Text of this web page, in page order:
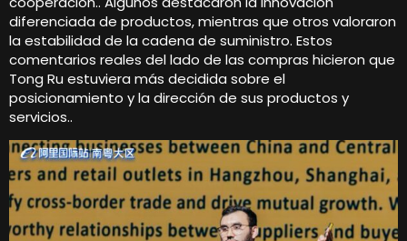
diferenciada de productos, mientras que otros valoraron
la estabilidad de la cadena de suministro. Estos
comentarios reales del lado de las compras hicieron que
Tong Ru estuviera más decidida sobre el
posicionamiento y la dirección de sus productos y
servicios..